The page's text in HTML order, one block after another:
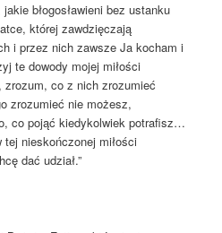
błogosławieni bez ustanku
której zawdzięczają
i przez nich zawsze Ja kocham i
te dowody mojej miłości
zrozum, co z nich zrozumieć
zrozumieć nie możesz,
co pojąć kiedykolwiek potrafisz…
nieskończonej miłości
dać udział.”